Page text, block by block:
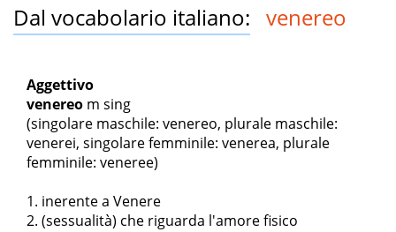
Dal vocabolario italiano: venereo
Aggettivo
venereo m sing
(singolare maschile: venereo, plurale maschile:
venerei, singolare femminile: venerea, plurale
femminile: veneree)
inerente a Venere
(sessualità) che riguarda l'amore fisico